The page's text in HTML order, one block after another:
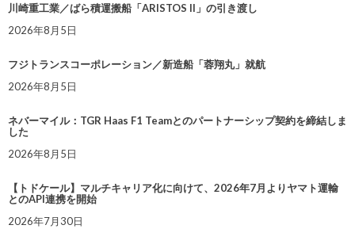
川崎重工業／ばら積運搬船「ARISTOS II」の引き渡し
2026年8月5日
フジトランスコーポレーション／新造船「蓉翔丸」就航
2026年8月5日
ネバーマイル：TGR Haas F1 Teamとのパートナーシップ契約を締結しま
した
2026年8月5日
【トドケール】マルチキャリア化に向けて、2026年7月よりヤマト運輸
とのAPI連携を開始
2026年7月30日